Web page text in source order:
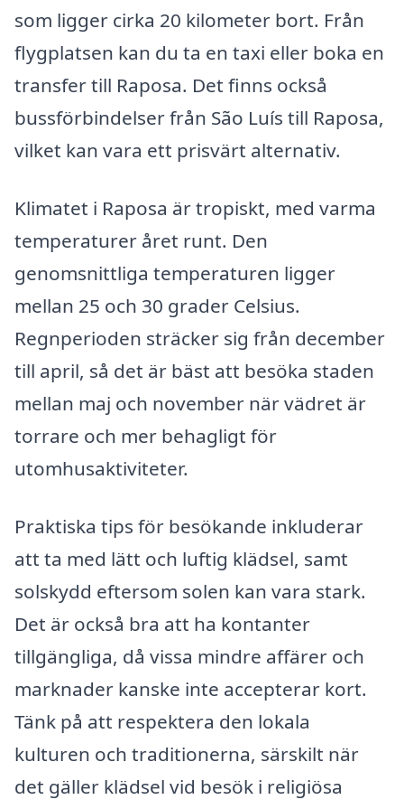
som ligger cirka 20 kilometer bort. Från
flygplatsen kan du ta en taxi eller boka en
transfer till Raposa. Det finns också
bussförbindelser från São Luís till Raposa,
vilket kan vara ett prisvärt alternativ.
Klimatet i Raposa är tropiskt, med varma
temperaturer året runt. Den
genomsnittliga temperaturen ligger
mellan 25 och 30 grader Celsius.
Regnperioden sträcker sig från december
till april, så det är bäst att besöka staden
mellan maj och november när vädret är
torrare och mer behagligt för
utomhusaktiviteter.
Praktiska tips för besökande inkluderar
att ta med lätt och luftig klädsel, samt
solskydd eftersom solen kan vara stark.
Det är också bra att ha kontanter
tillgängliga, då vissa mindre affärer och
marknader kanske inte accepterar kort.
Tänk på att respektera den lokala
kulturen och traditionerna, särskilt när
det gäller klädsel vid besök i religiösa